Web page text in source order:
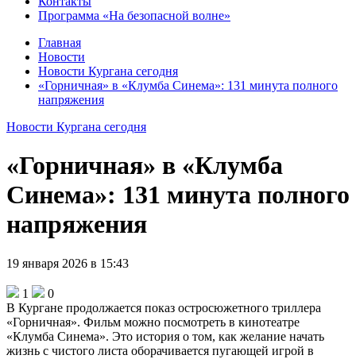
Программа «На безопасной волне»
Главная
Новости
Новости Кургана сегодня
«Горничная» в «Клумба Синема»: 131 минута полного
напряжения
Новости Кургана сегодня
«Горничная» в «Клумба
Синема»: 131 минута полного
напряжения
19 января 2026 в 15:43
1
0
В Кургане продолжается показ остросюжетного триллера
«Горничная». Фильм можно посмотреть в кинотеатре
«Клумба Синема». Это история о том, как желание начать
жизнь с чистого листа оборачивается пугающей игрой в